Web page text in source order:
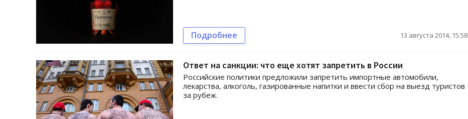
Подробнее 13 августа 2014, 15:58
Ответ на санкции: что еще хотят запретить в России
Российские политики предложили запретить импортные автомобили,
лекарства, алкоголь, газированные напитки и ввести сбор на выезд туристов
за рубеж.